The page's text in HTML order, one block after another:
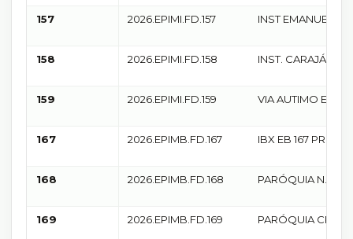
157 2026.EPIMI.FD.157
INST EMANUEL
158
2026.EPIMI.FD.158
INST. CARAJÁS ES
159 2026.EPIMI.FD.159
VIA AUTIMO ES 159
167 2026.EPIMB.FD.167 IBX EB 167 PRD
168 2026.EPIMB.FD.168
PARÓQUIA N.
169 2026.EPIMB.FD.169
PARÓQUIA